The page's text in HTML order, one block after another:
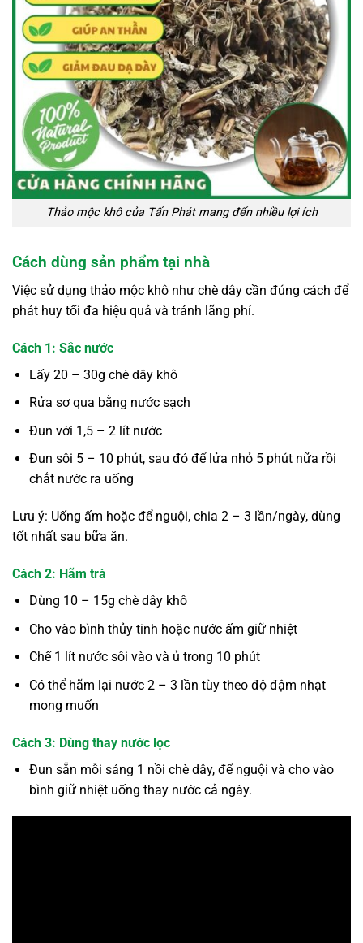
Thảo mộc khô của Tấn Phát mang đến nhiều lợi ích
Cách dùng sản phẩm tại nhà
Việc sử dụng thảo mộc khô như chè dây cần đúng cách để
phát huy tối đa hiệu quả và tránh lãng phí.
Cách 1: Sắc nước
Lấy 20 – 30g chè dây khô
Rửa sơ qua bằng nước sạch
Đun với 1,5 – 2 lít nước
Đun sôi 5 – 10 phút, sau đó để lửa nhỏ 5 phút nữa rồi
chắt nước ra uống
Lưu ý: Uống ấm hoặc để nguội, chia 2 – 3 lần/ngày, dùng
tốt nhất sau bữa ăn.
Cách 2: Hãm trà
Dùng 10 – 15g chè dây khô
Cho vào bình thủy tinh hoặc nước ấm giữ nhiệt
Chế 1 lít nước sôi vào và ủ trong 10 phút
Có thể hãm lại nước 2 – 3 lần tùy theo độ đậm nhạt
mong muốn
Cách 3: Dùng thay nước lọc
Đun sẵn mỗi sáng 1 nồi chè dây, để nguội và cho vào
bình giữ nhiệt uống thay nước cả ngày.